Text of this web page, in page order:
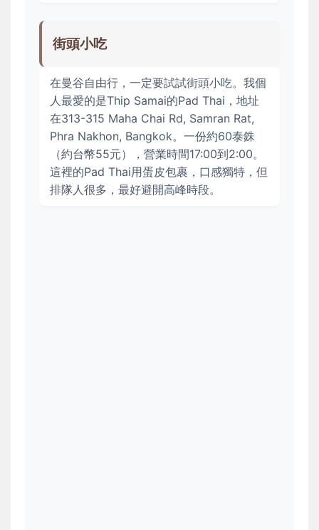
街頭小吃
在曼谷自由行，一定要試試街頭小吃。我個
人最愛的是Thip Samai的Pad Thai，地址
在313-315 Maha Chai Rd, Samran Rat,
Phra Nakhon, Bangkok。一份約60泰銖
（約台幣55元），營業時間17:00到2:00。
這裡的Pad Thai用蛋皮包裹，口感獨特，但
排隊人很多，最好避開高峰時段。